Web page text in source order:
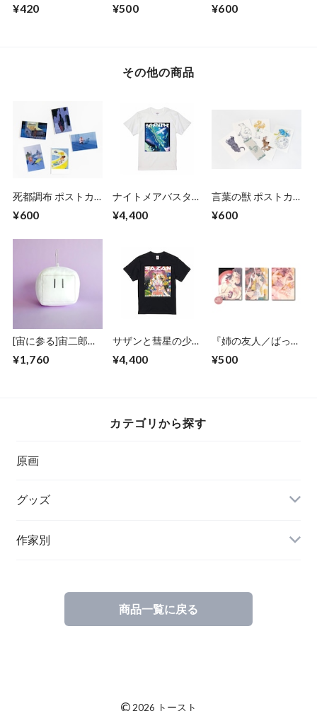
ストカバーA5サイ
¥420 ¥500 ¥600
その他の商品
死都調布 ポストカ
¥600
ナイトメアバスター
売）
¥4,400
言葉の獣 ポストカ
¥600
[宙に参る]宙二郎
るみキーチェーン
¥1,760
サザンと彗星の少
販売）
¥4,400
『姉の友人／ばった
¥500
カテゴリから探す
原画
グッズ
ステーショナリー
作家別
商品一覧に戻る
© 2026 トースト